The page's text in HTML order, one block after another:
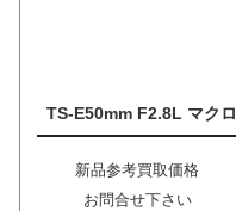
TS-E50mm F2.8L マクロ
新品参考買取価格
お問合せ下さい